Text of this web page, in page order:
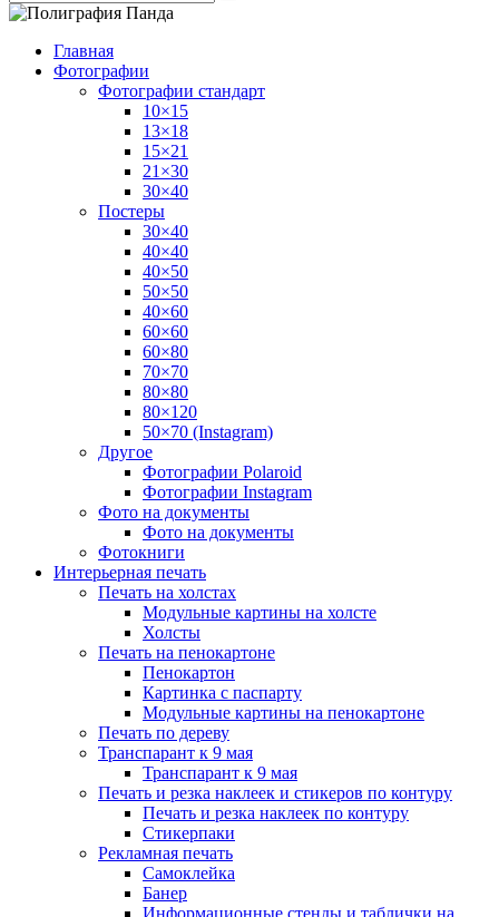
Главная
Фотографии
Фотографии стандарт
10×15
13×18
15×21
21×30
30×40
Постеры
30×40
40×40
40×50
50×50
40×60
60×60
60×80
70×70
80×80
80×120
50×70 (Instagram)
Другое
Фотографии Polaroid
Фотографии Instagram
Фото на документы
Фото на документы
Фотокниги
Интерьерная печать
Печать на холстах
Модульные картины на холсте
Холсты
Печать на пенокартоне
Пенокартон
Картинка с паспарту
Модульные картины на пенокартоне
Печать по дереву
Транспарант к 9 мая
Транспарант к 9 мая
Печать и резка наклеек и стикеров по контуру
Печать и резка наклеек по контуру
Стикерпаки
Рекламная печать
Самоклейка
Банер
Информационные стенды и таблички на